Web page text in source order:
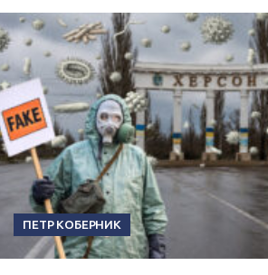
ПЕТР КОБЕРНИК